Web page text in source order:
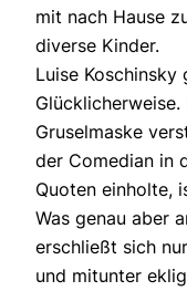
mit nach Hause
diverse Kinder.
Luise
Gruselmaske
der Comedian in
Quoten einholte,
Was genau aber
erschließt sich
und mitunter